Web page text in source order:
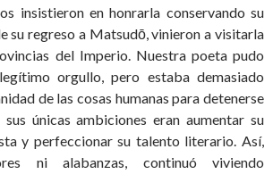
insistieron en honrarla conservando su
su regreso a Matsudō, vinieron a visitarla
del Imperio. Nuestra poeta pudo
orgullo, pero estaba demasiado
de las cosas humanas para detenerse
únicas ambiciones eran aumentar su
y perfeccionar su talento literario. Así,
ni alabanzas, continuó viviendo